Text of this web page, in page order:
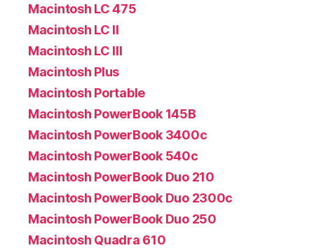
Macintosh LC 475
Macintosh LC II
Macintosh LC III
Macintosh Plus
Macintosh Portable
Macintosh PowerBook 145B
Macintosh PowerBook 3400c
Macintosh PowerBook 540c
Macintosh PowerBook Duo 210
Macintosh PowerBook Duo 2300c
Macintosh PowerBook Duo 250
Macintosh Quadra 610